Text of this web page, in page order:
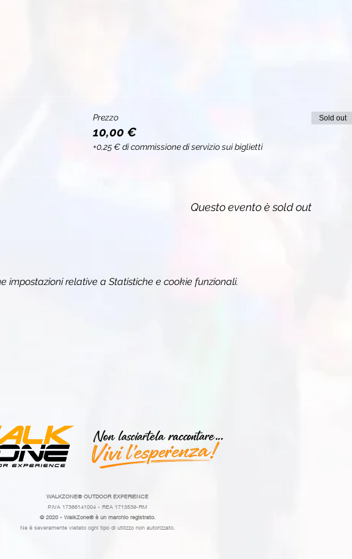
Prezzo
10,00 €
+0,25 € di commissione di servizio sui biglietti
Sold out
Questo evento è sold out
relative a Statistiche e cookie funzionali.
WALKZONE®OUTDOOR EXPERIENCE
P.IVA 17366141004 - REA 1713539-RM
© 2020 - WalkZone® è un marchio registrato.
Ne è severamente vietato ogni tipo di utilizzo non autorizzato.